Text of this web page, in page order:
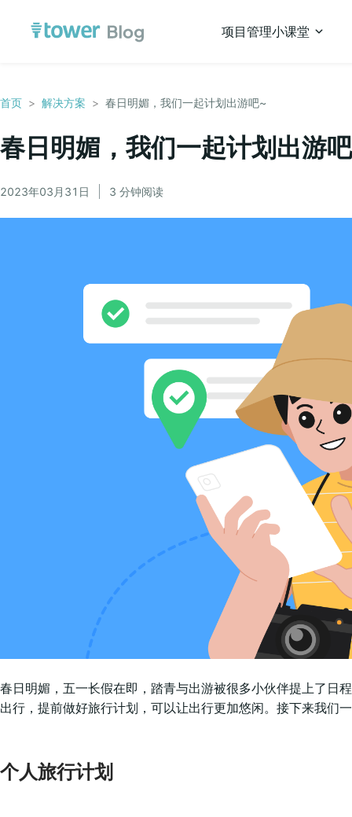
项目管理小课堂
首页 > 解决方案 > 春日明媚，我们一起计划出游吧~
春日明媚，我们一起计划出游
2023年03月31日 3 分钟阅读
春日明媚，五一长假在即，踏青与出游被很多小伙伴提上了日
出行，提前做好旅行计划，可以让出行更加悠闲。接下来我们
个人旅行计划